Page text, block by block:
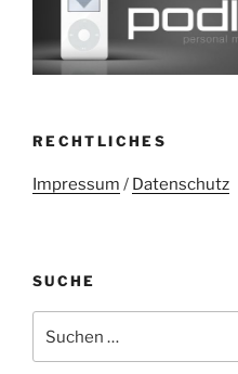
RECHTLICHES
Impressum / Datenschutz
SUCHE
nach: